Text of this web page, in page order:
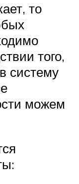
то
того,
систему
можем